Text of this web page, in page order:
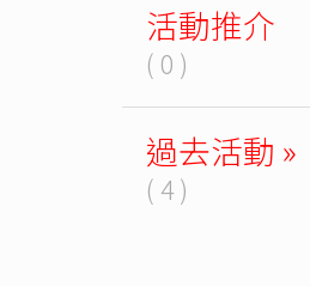
活動推介
( 0 )
過去活動 »
( 4 )